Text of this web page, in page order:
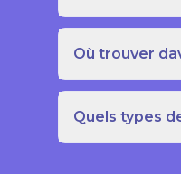
Où trouver
Quels types